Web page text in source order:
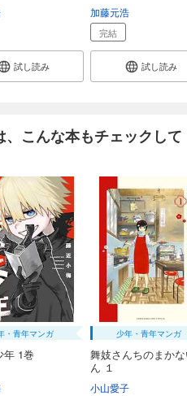
試し読み
了―（２４）
試し読み
終了―（２５）
カート
試し読み
了―（２６）
カート
試し読み
試し読み
加藤元浩
完結
試し読み
こんな本もチェックして
・青年マンガ
年 1巻
少年・青年マンガ
舞妓さんちのまか
ん １
小山愛子